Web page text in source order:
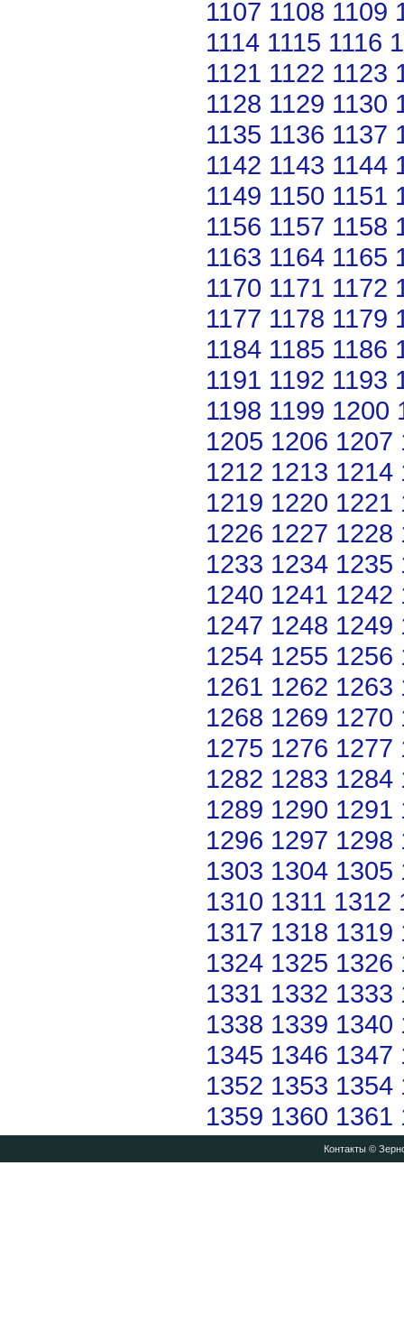
1107 1108 1109
1114 1115 1116
1121 1122 1123
1128 1129 1130
1135 1136 1137
1142 1143 1144
1149 1150 1151
1156 1157 1158
1163 1164 1165
1170 1171 1172
1177 1178 1179
1184 1185 1186
1191 1192 1193
1198 1199 1200
1205 1206 1207
1212 1213 1214
1219 1220 1221
1226 1227 1228
1233 1234 1235
1240 1241 1242
1247 1248 1249
1254 1255 1256
1261 1262 1263
1268 1269 1270
1275 1276 1277
1282 1283 1284
1289 1290 1291
1296 1297 1298
1303 1304 1305
1310 1311 1312
1317 1318 1319
1324 1325 1326
1331 1332 1333
1338 1339 1340
1345 1346 1347
1352 1353 1354
1359 1360 1361
Контакты©